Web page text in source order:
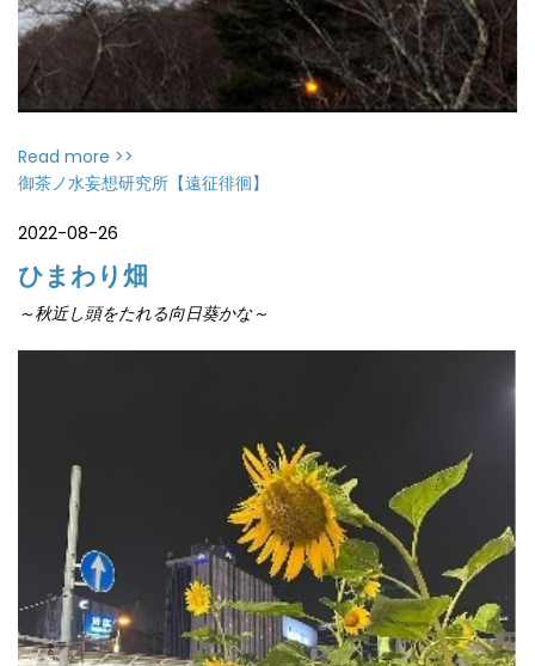
Read more >>
御茶ノ水妄想研究所【遠征徘徊】
2022-08-26
ひまわり畑
～秋近し頭をたれる向日葵かな～